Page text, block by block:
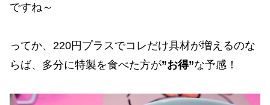
ですね～
ってか、220円プラスでコレだけ具材が増えるのな
らば、多分に特製を食べた方が”お得”な予感！